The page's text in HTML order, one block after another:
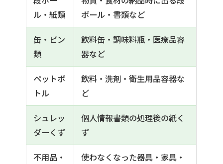
ル・紙類
ボール・書類など
缶・ビン
類
飲料缶・調味料瓶・医療品容
器など
ペットボ
トル
飲料・洗剤・衛生用品容器な
ど
シュレッ
ダーくず
個人情報書類の処理後の紙く
ず
不用品・
使わなくなった器具・家具・